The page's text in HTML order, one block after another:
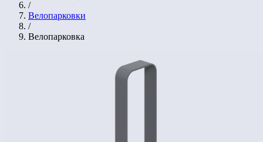
/
Велопарковки
/
Велопарковка